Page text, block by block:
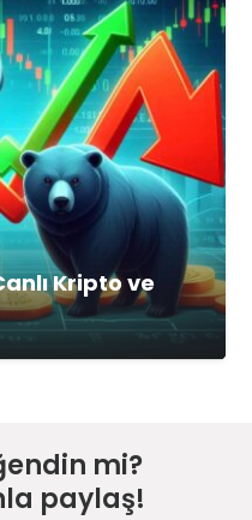
Kripto ve
mi?
paylaş!